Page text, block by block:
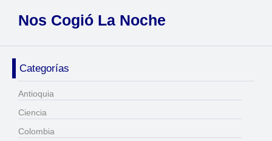
Nos Cogió La Noche
Categorías
Antioquia
Ciencia
Colombia